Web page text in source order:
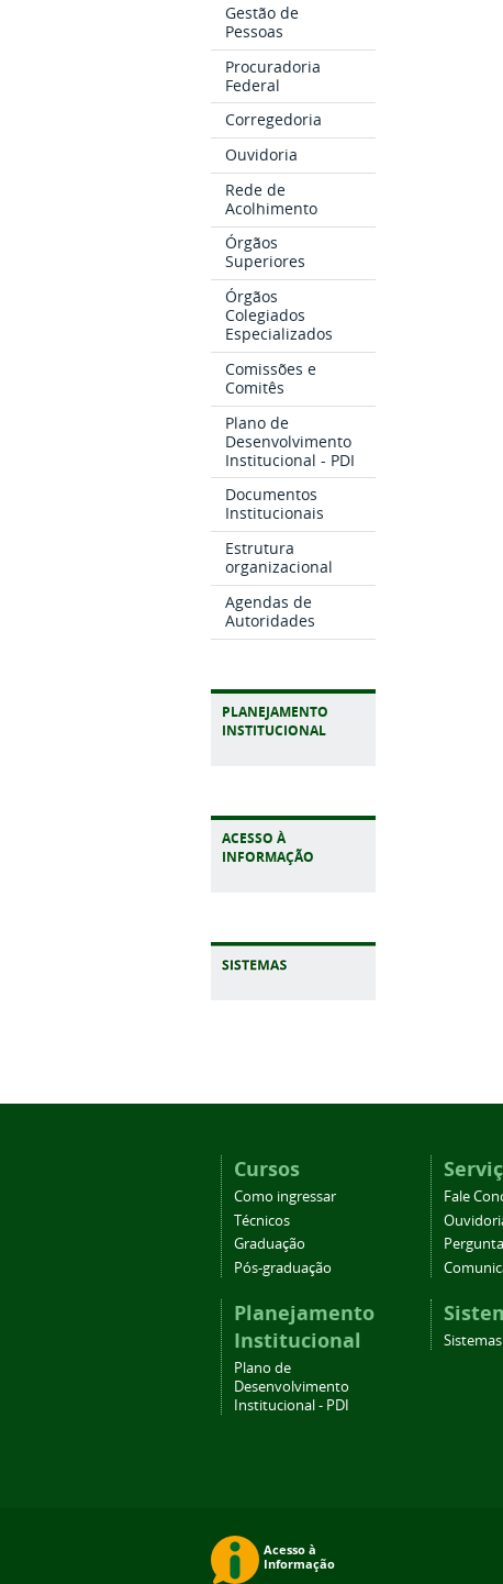
Gestão de
Pessoas
Procuradoria
Federal
Corregedoria
Ouvidoria
Rede de
Acolhimento
Órgãos
Superiores
Órgãos
Colegiados
Especializados
Comissões e
Comitês
Plano de
Desenvolvimento
Institucional - PDI
Documentos
Institucionais
Estrutura
organizacional
Agendas de
Autoridades
PLANEJAMENTO
INSTITUCIONAL
ACESSO À
INFORMAÇÃO
Cursos
Como ingressar
Técnicos
Graduação
Pós-graduação
Planejamento
Institucional
Plano de
Desenvolvimento
Institucional - PDI
Fale